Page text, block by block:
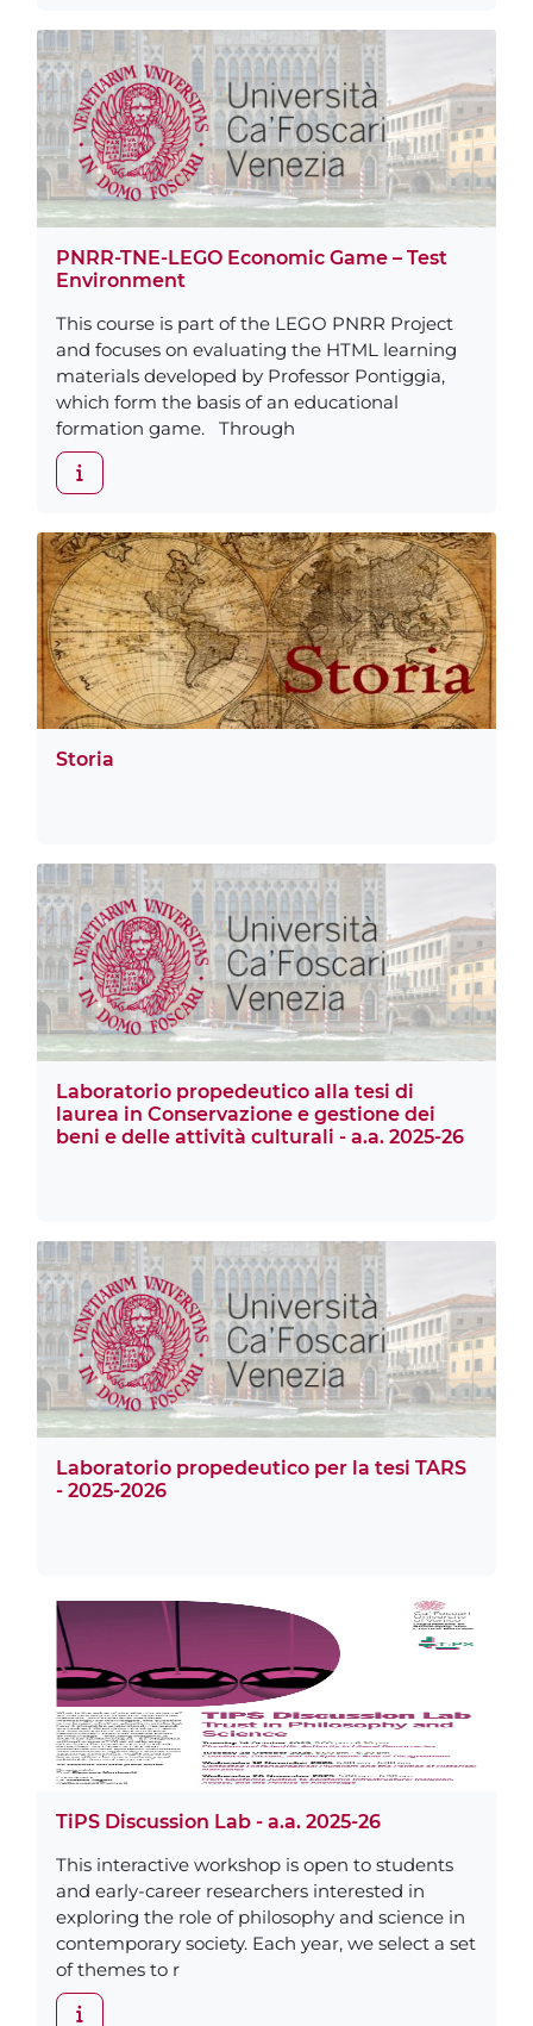
PNRR-TNE-LEGO Economic Game – Test
Environment
This course is part of the LEGO PNRR Project
and focuses on evaluating the HTML learning
materials developed by Professor Pontiggia,
which form the basis of an educational
formation game. Through
Storia
Laboratorio propedeutico alla tesi di
laurea in Conservazione e gestione dei
beni e delle attività culturali - a.a. 2025-26
Laboratorio propedeutico per la tesi TARS
- 2025-2026
TiPS Discussion Lab - a.a. 2025-26
This interactive workshop is open to students
and early-career researchers interested in
exploring the role of philosophy and science in
contemporary society. Each year, we select a set
of themes to r